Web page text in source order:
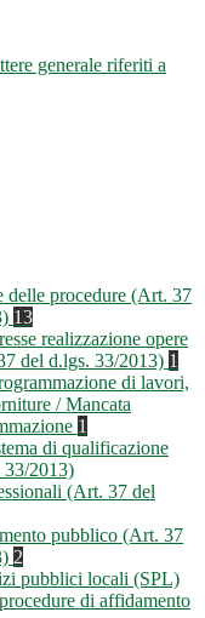
generale riferiti a
delle procedure (Art. 37
13
realizzazione opere
del d.lgs. 33/2013) 1
di lavori,
/ Mancata
1
di qualificazione
2013)
(Art. 37 del
pubblico (Art. 37
2
pubblici locali (SPL)
di affidamento